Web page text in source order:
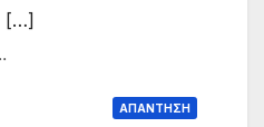
[…]
ΑΠΆΝΤΗΣΗ